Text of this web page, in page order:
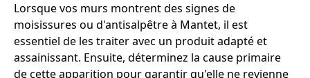
Lorsque vos murs montrent des signes de
moisissures ou d'antisalpêtre à Mantet, il est
essentiel de les traiter avec un produit adapté et
assainissant. Ensuite, déterminez la cause primaire
de cette apparition pour garantir qu'elle ne revienne